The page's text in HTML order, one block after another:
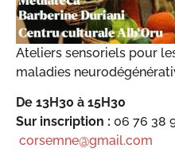
Ateliers sensoriels pour
maladies
De 13H30 à 15H30
Sur inscription : 06 76 38
corsemne@gmail.com